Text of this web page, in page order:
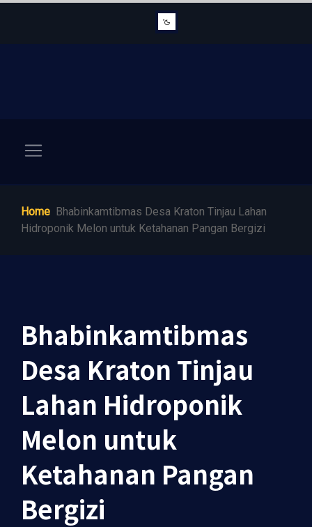
Home Bhabinkamtibmas Desa Kraton Tinjau Lahan
Hidroponik Melon untuk Ketahanan Pangan Bergizi
Bhabinkamtibmas
Desa Kraton Tinjau
Lahan Hidroponik
Melon untuk
Ketahanan Pangan
Bergizi